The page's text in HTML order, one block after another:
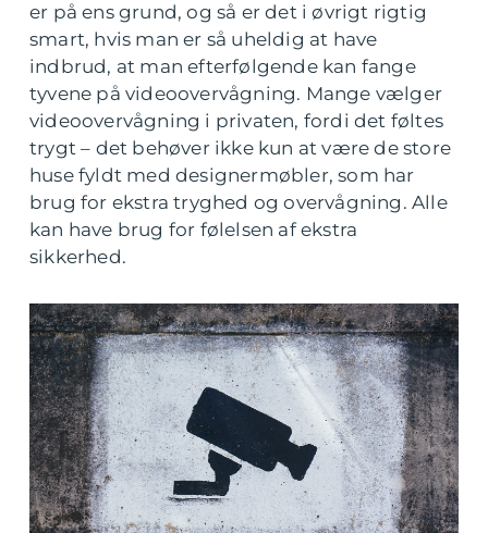
er på ens grund, og så er det i øvrigt rigtig
smart, hvis man er så uheldig at have
indbrud, at man efterfølgende kan fange
tyvene på videoovervågning. Mange vælger
videoovervågning i privaten, fordi det føltes
trygt – det behøver ikke kun at være de store
huse fyldt med designermøbler, som har
brug for ekstra tryghed og overvågning. Alle
kan have brug for følelsen af ekstra
sikkerhed.